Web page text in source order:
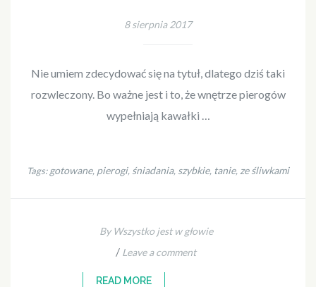
8 sierpnia 2017
Nie umiem zdecydować się na tytuł, dlatego dziś taki
rozwleczony. Bo ważne jest i to, że wnętrze pierogów
wypełniają kawałki …
Tags:gotowane, pierogi, śniadania, szybkie, tanie, ze śliwkami
By Wszystko jest w głowie
/ Leave a comment
READ MORE